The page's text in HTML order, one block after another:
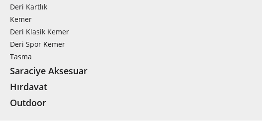
Deri Kartlık
Kemer
Deri Klasik Kemer
Deri Spor Kemer
Tasma
Saraciye Aksesuar
Hırdavat
Outdoor